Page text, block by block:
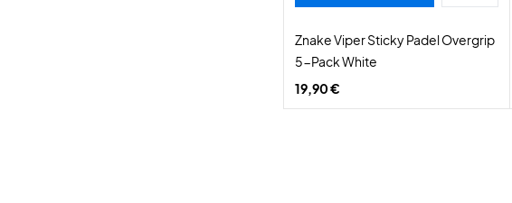
Znake Viper Sticky Padel Overgrip
5-Pack White
19,90 €